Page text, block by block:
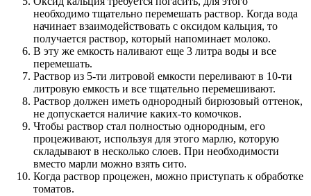
необходимо тщательно перемешать раствор. Когда вода
начинает взаимодействовать с оксидом кальция, то
получается раствор, который напоминает молоко.
В эту же емкость наливают еще 3 литра воды и все
перемешать.
Раствор из 5-ти литровой емкости переливают в 10-ти
литровую емкость и все тщательно перемешивают.
Раствор должен иметь однородный бирюзовый оттенок,
не допускается наличие каких-то комочков.
Чтобы раствор стал полностью однородным, его
процеживают, используя для этого марлю, которую
складывают в несколько слоев. При необходимости
вместо марли можно взять сито.
Когда раствор процежен, можно приступать к обработке
томатов.